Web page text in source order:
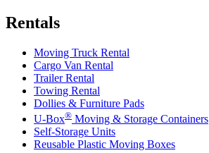
Rentals
Moving Truck Rental
Cargo Van Rental
Trailer Rental
Towing Rental
Dollies & Furniture Pads
U-Box® Moving & Storage Containers
Self-Storage Units
Reusable Plastic Moving Boxes